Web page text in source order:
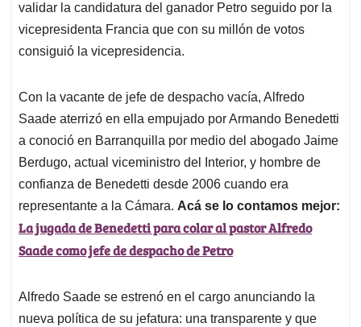
validar la candidatura del ganador Petro seguido por la
vicepresidenta Francia que con su millón de votos
consiguió la vicepresidencia.
Con la vacante de jefe de despacho vacía, Alfredo
Saade aterrizó en ella empujado por Armando Benedetti
a conoció en Barranquilla por medio del abogado Jaime
Berdugo, actual viceministro del Interior, y hombre de
confianza de Benedetti desde 2006 cuando era
representante a la Cámara. Acá se lo contamos mejor:
La jugada de Benedetti para colar al pastor Alfredo
Saade como jefe de despacho de Petro
Alfredo Saade se estrenó en el cargo anunciando la
nueva política de su jefatura: una transparente y que